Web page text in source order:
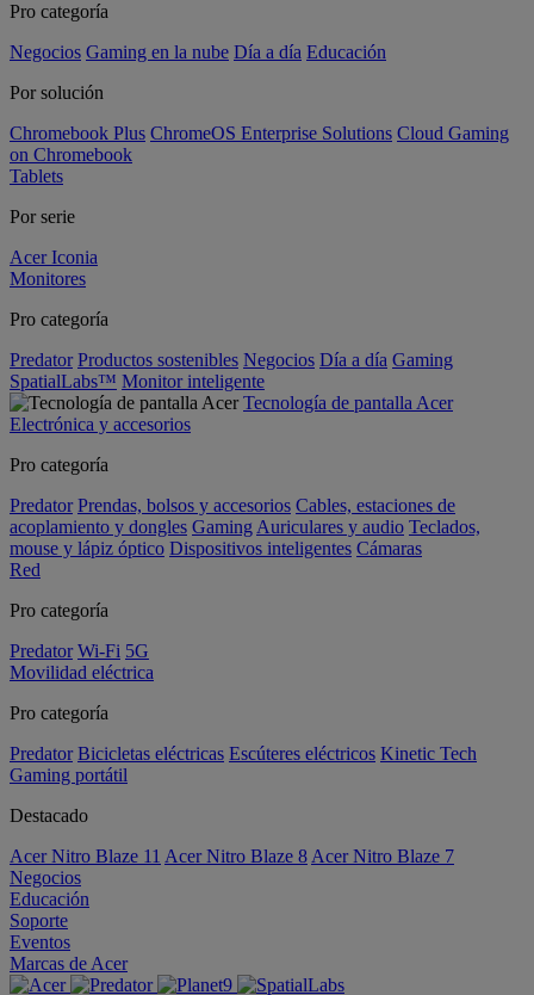
Pro categoría
Negocios Gaming en la nube Día a día Educación
Por solución
Chromebook Plus ChromeOS Enterprise Solutions Cloud Gaming
on Chromebook
Tablets
Por serie
Acer Iconia
Monitores
Pro categoría
Predator Productos sostenibles Negocios Día a día Gaming
SpatialLabs™ Monitor inteligente
Tecnología de pantalla Acer
Electrónica y accesorios
Pro categoría
Predator Prendas, bolsos y accesorios Cables, estaciones de
acoplamiento y dongles Gaming Auriculares y audio Teclados,
mouse y lápiz óptico Dispositivos inteligentes Cámaras
Red
Pro categoría
Predator Wi-Fi 5G
Movilidad eléctrica
Pro categoría
Predator Bicicletas eléctricas Escúteres eléctricos Kinetic Tech
Gaming portátil
Destacado
Acer Nitro Blaze 11 Acer Nitro Blaze 8 Acer Nitro Blaze 7
Negocios
Educación
Soporte
Eventos
Marcas de Acer